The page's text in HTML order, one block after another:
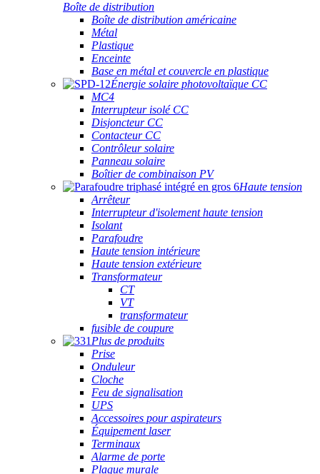
Boîte de distribution
Boîte de distribution américaine
Métal
Plastique
Enceinte
Base en métal et couvercle en plastique
Énergie solaire photovoltaïque CC
MC4
Interrupteur isolé CC
Disjoncteur CC
Contacteur CC
Contrôleur solaire
Panneau solaire
Boîtier de combinaison PV
Haute tension
Arrêteur
Interrupteur d'isolement haute tension
Isolant
Parafoudre
Haute tension intérieure
Haute tension extérieure
Transformateur
CT
VT
transformateur
fusible de coupure
Plus de produits
Prise
Onduleur
Cloche
Feu de signalisation
UPS
Accessoires pour aspirateurs
Équipement laser
Terminaux
Alarme de porte
Plaque murale